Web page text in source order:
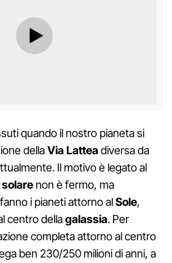
quando il nostro pianeta si
dellaVia Latteadiversa da
Il motivo è legato al
non è fermo, ma
i pianeti attorno alSole,
centro dellagalassia. Per
completa attorno al centro
ben 230/250 milioni di anni, a